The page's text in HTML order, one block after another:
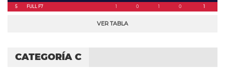
5
FULL F7 1 0 1 0 1
VER TABLA
CATEGORÍA C